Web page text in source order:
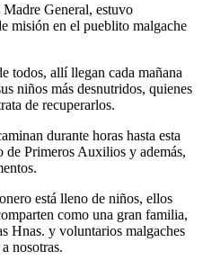
Madre General, estuvo
misión en el pueblito malgache
todos, allí llegan cada mañana
niños más desnutridos, quienes
de recuperarlos.
durante horas hasta esta
de Primeros Auxilios y además,
está lleno de niños, ellos
como una gran familia,
Hnas. y voluntarios malgaches
nosotras.